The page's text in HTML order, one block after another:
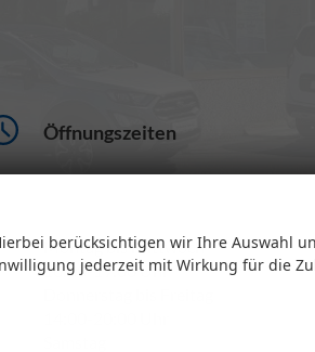
Öffnungszeiten
Montag bis Mittwoch
10:00-19:00 Uhr
berücksichtigen wir Ihre Auswahl
jederzeit mit Wirkung für die